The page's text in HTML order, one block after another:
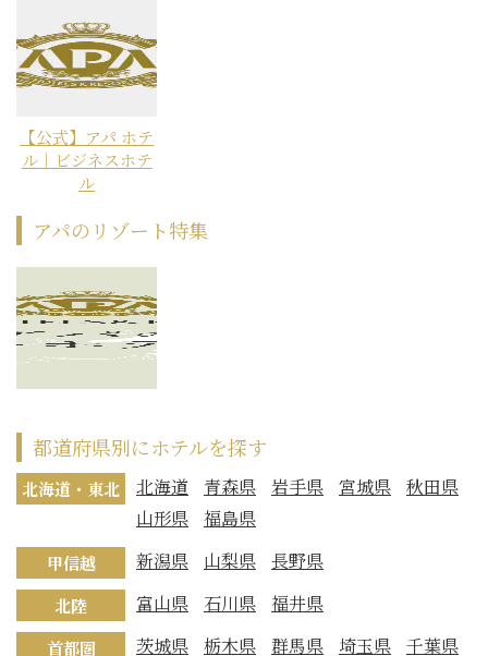
【公式】アパ ホテ
ル｜ビジネスホテ
ル
アパのリゾート特集
都道府県別にホテルを探す
北海道・東北 北海道 青森県 岩手県 宮城県
秋田県
山形県
福島県
甲信越 新潟県 山梨県 長野県
北陸 富山県 石川県 福井県
首都圏 茨城県 栃木県 群馬県 埼玉県
千葉県